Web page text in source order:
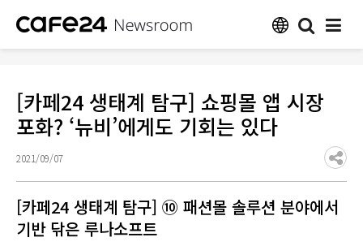
[카페24 생태계 탐구] 쇼핑몰 앱 시장
포화? ‘뉴비’에게도 기회는 있다
2021/09/07
[카페24 생태계 탐구] ⑩ 패션몰 솔루션 분야에서
기반 닦은 루나소프트